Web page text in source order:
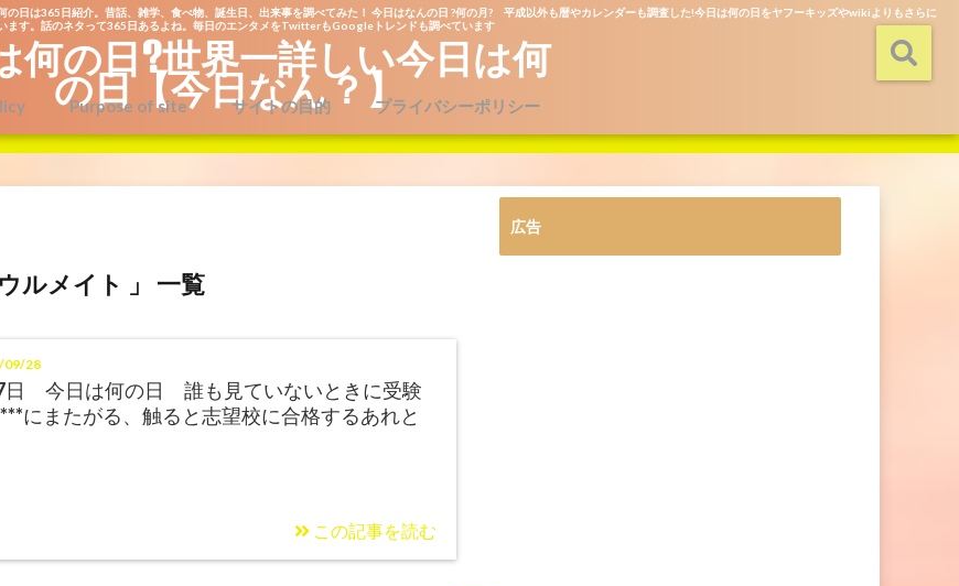
は365日紹介。昔話、雑学、食べ物、誕生日、出来事を調べてみた！ 今日はなんの日 ?何の月? 平成以外も暦やカレンダーも調査した!今日は何の日をヤフーキッズやwikiよりもさらに
ます。話のネタって365日あるよね。毎日のエンタメをTwitterもGoogleトレンドも調べています
何の日?世界一詳しい今日は何
の日【今日なん？】
Purpose of site サイトの目的 プライバシーポリシー
ルメイト 」 一覧
28
日 今日は何の日 誰も見ていないときに受験
にまたがる、触ると志望校に合格するあれと
この記事を読む
広告